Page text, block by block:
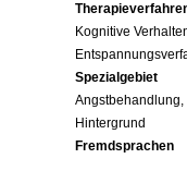
Kognitive
Spezialgebiet
Hintergrund
Fremdsprachen